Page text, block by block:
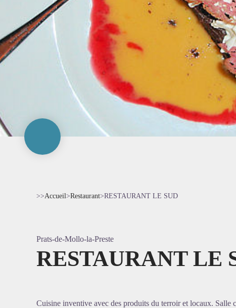
>>Accueil>Restaurant>RESTAURANT LE SUD
Prats-de-Mollo-la-Preste
RESTAURANT LE
Cuisine inventive avec des produits du terroir et locaux. Salle